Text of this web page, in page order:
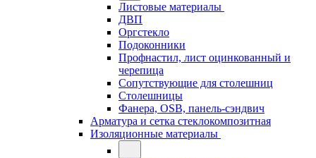
Листовые материалы
ДВП
Оргстекло
Подоконники
Профнастил, лист оцинкованный и
черепица
Сопутствующие для столешниц
Столешницы
Фанера, OSB, панель-сэндвич
Арматура и сетка стеклокомпозитная
Изоляционные материалы